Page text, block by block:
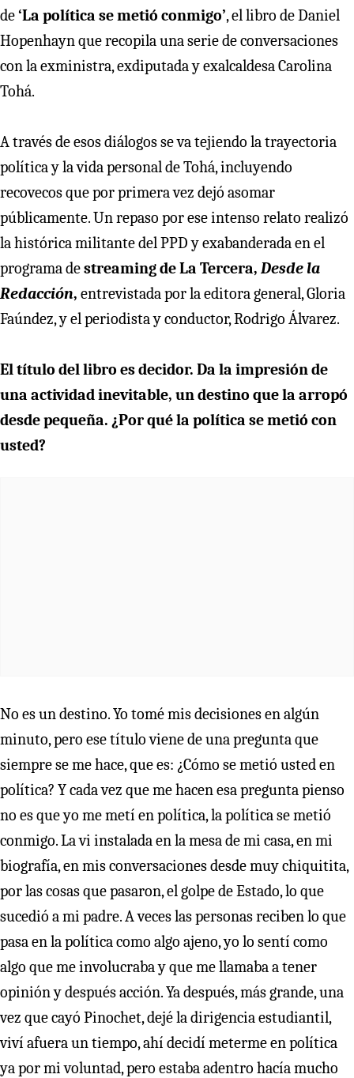
de‘La política se metió conmigo’, el libro de Daniel
Hopenhayn que recopila una serie de conversaciones
con la exministra, exdiputada y exalcaldesa Carolina
Tohá.
A través de esos diálogos se va tejiendo la trayectoria
política y la vida personal de Tohá, incluyendo
recovecos que por primera vez dejó asomar
públicamente. Un repaso por ese intenso relato realizó
la histórica militante del PPD y exabanderada en el
programa destreaming de La Tercera, Desde la
Redacción, entrevistada por la editora general, Gloria
Faúndez, y el periodista y conductor, Rodrigo Álvarez.
El título del libro es decidor. Da la impresión de
una actividad inevitable, un destino que la arropó
desde pequeña. ¿Por qué la política se metió con
usted?
No es un destino. Yo tomé mis decisiones en algún
minuto, pero ese título viene de una pregunta que
siempre se me hace, que es: ¿Cómo se metió usted en
política? Y cada vez que me hacen esa pregunta pienso
no es que yo me metí en política, la política se metió
conmigo. La vi instalada en la mesa de mi casa, en mi
biografía, en mis conversaciones desde muy chiquitita,
por las cosas que pasaron, el golpe de Estado, lo que
sucedió a mi padre. A veces las personas reciben lo que
pasa en la política como algo ajeno, yo lo sentí como
algo que me involucraba y que me llamaba a tener
opinión y después acción. Ya después, más grande, una
vez que cayó Pinochet, dejé la dirigencia estudiantil,
viví afuera un tiempo, ahí decidí meterme en política
ya por mi voluntad, pero estaba adentro hacía mucho